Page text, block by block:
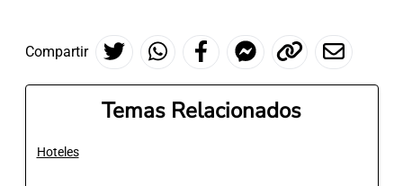
Compartir
Temas Relacionados
Hoteles